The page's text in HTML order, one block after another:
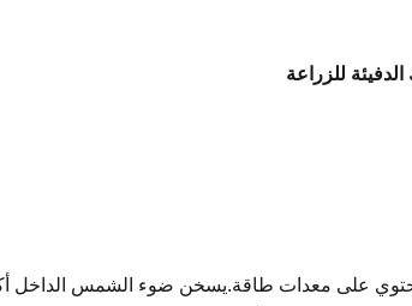
للزراعة
تحتوي على معدات طاقة.يسخن ضوء الشمس الداخل